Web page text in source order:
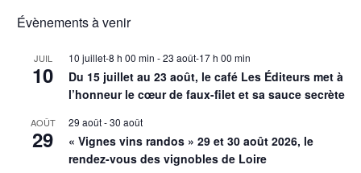
Évènements à venir
JUIL
10
10 juillet-8 h 00 min -23 août-17 h 00 min
Du 15 juillet au 23 août, le café Les Éditeurs met à
l’honneur le cœur de faux-filet et sa sauce secrète
AOÛT
29
29 août-30 août
« Vignes vins randos » 29 et 30 août 2026, le
rendez-vous des vignobles de Loire